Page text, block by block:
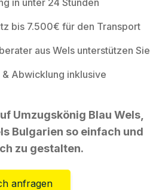
bis 7.500€ für den Transport
aus Wels unterstützen Sie
Abwicklung inklusive
Umzugskönig Blau Wels,
Bulgarien so einfach und
zu gestalten.
anfragen